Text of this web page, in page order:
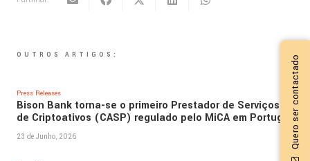
OUTROS ARTIGOS:
Press Releases
Bison Bank torna-se o primeiro Prestador de Serviços
de Criptoativos (CASP) regulado pelo MiCA em Portugal
23 de Junho, 2026 Quero ser contactado